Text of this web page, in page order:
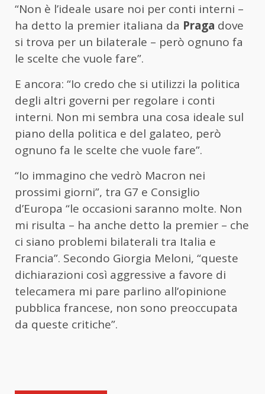
“Non è l’ideale usare noi per conti interni –
ha detto la premier italiana da Praga dove
si trova per un bilaterale – però ognuno fa
le scelte che vuole fare”.
E ancora: “Io credo che si utilizzi la politica
degli altri governi per regolare i conti
interni. Non mi sembra una cosa ideale sul
piano della politica e del galateo, però
ognuno fa le scelte che vuole fare”.
“Io immagino che vedrò Macron nei
prossimi giorni”, tra G7 e Consiglio
d’Europa “le occasioni saranno molte. Non
mi risulta – ha anche detto la premier – che
ci siano problemi bilaterali tra Italia e
Francia”. Secondo Giorgia Meloni, “queste
dichiarazioni così aggressive a favore di
telecamera mi pare parlino all’opinione
pubblica francese, non sono preoccupata
da queste critiche”.